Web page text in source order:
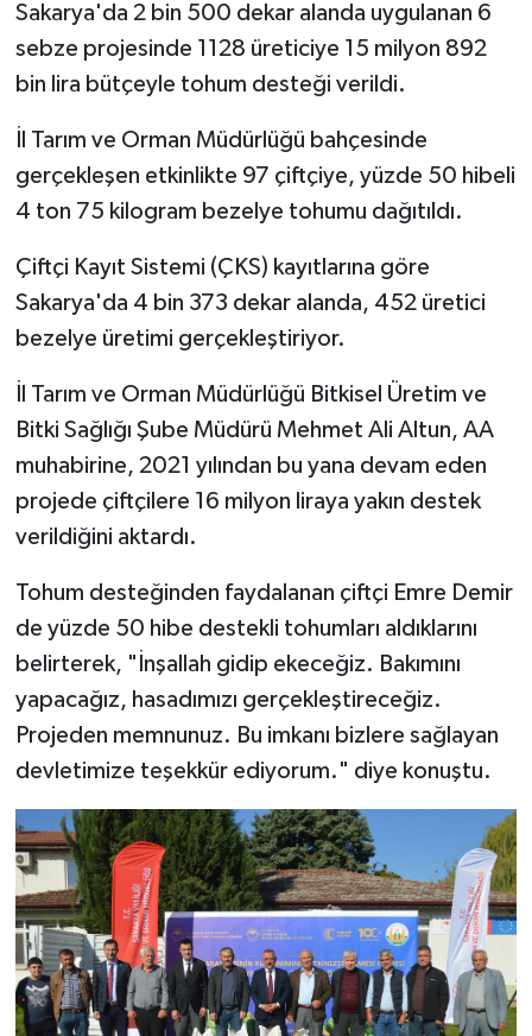
Sakarya'da 2 bin 500 dekar alanda uygulanan 6
sebze projesinde 1128 üreticiye 15 milyon 892
bin lira bütçeyle tohum desteği verildi.
İl Tarım ve Orman Müdürlüğü bahçesinde
gerçekleşen etkinlikte 97 çiftçiye, yüzde 50 hibeli
4 ton 75 kilogram bezelye tohumu dağıtıldı.
Çiftçi Kayıt Sistemi (ÇKS) kayıtlarına göre
Sakarya'da 4 bin 373 dekar alanda, 452 üretici
bezelye üretimi gerçekleştiriyor.
İl Tarım ve Orman Müdürlüğü Bitkisel Üretim ve
Bitki Sağlığı Şube Müdürü Mehmet Ali Altun, AA
muhabirine, 2021 yılından bu yana devam eden
projede çiftçilere 16 milyon liraya yakın destek
verildiğini aktardı.
Tohum desteğinden faydalanan çiftçi Emre Demir
de yüzde 50 hibe destekli tohumları aldıklarını
belirterek, "İnşallah gidip ekeceğiz. Bakımını
yapacağız, hasadımızı gerçekleştireceğiz.
Projeden memnunuz. Bu imkanı bizlere sağlayan
devletimize teşekkür ediyorum." diye konuştu.